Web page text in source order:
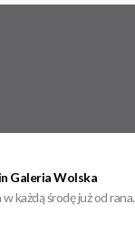
Galeria Wolska
każdą środę już od rana.